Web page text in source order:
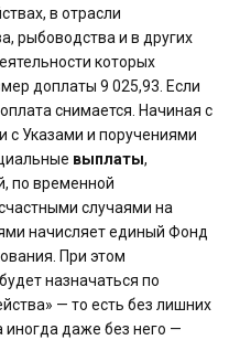
в отрасли
рыбоводства и в других
которых
доплаты 9 025,93. Если
снимается. Начиная с
с Указами и поручениями
выплаты,
по временной
случаями на
начисляет единый Фонд
При этом
назначаться по
— то есть без лишних
иногда даже без него —